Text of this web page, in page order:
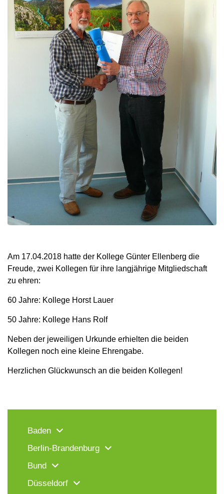
Am 17.04.2018 hatte der Kollege Günter Ellenberg die
Freude, zwei Kollegen für ihre langjährige Mitgliedschaft
zu ehren:
60 Jahre: Kollege Horst Lauer
50 Jahre: Kollege Hans Rolf
Neben der jeweiligen Urkunde erhielten die beiden
Kollegen noch eine kleine Ehrengabe.
Herzlichen Glückwunsch an die beiden Kollegen!
Baden
Berlin-Brandenburg
Bund
Düsseldorf